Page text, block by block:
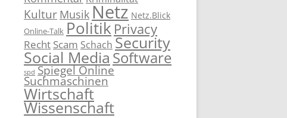
Kultur Musik Netz Netz.Blick
Online-Talk Politik Privacy
Recht Scam Schach Security
Social Media Software
spd Spiegel Online
Suchmaschinen
Wirtschaft
Wissenschaft